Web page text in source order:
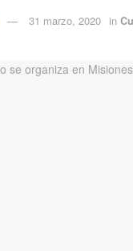
31 marzo, 2020 in